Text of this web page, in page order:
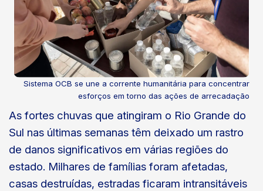
Sistema OCB se une a corrente humanitária para concentrar
esforços em torno das ações de arrecadação
As fortes chuvas que atingiram o Rio Grande do
Sul nas últimas semanas têm deixado um rastro
de danos significativos em várias regiões do
estado. Milhares de famílias foram afetadas,
casas destruídas, estradas ficaram intransitáveis